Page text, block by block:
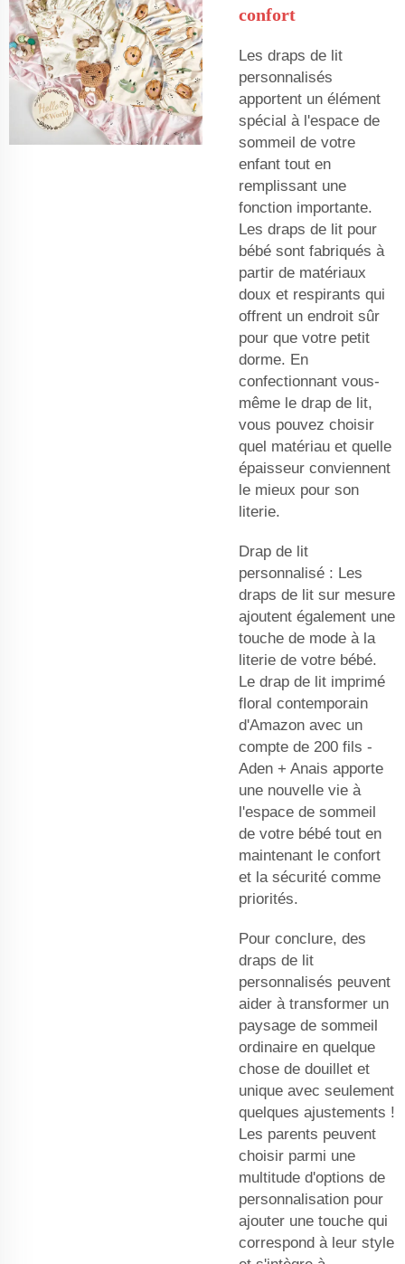
confort
Les draps de lit
personnalisés
apportent un élément
spécial à l'espace de
sommeil de votre
enfant tout en
remplissant une
fonction importante.
Les draps de lit pour
bébé sont fabriqués à
partir de matériaux
doux et respirants qui
offrent un endroit sûr
pour que votre petit
dorme. En
confectionnant vous-
même le drap de lit,
vous pouvez choisir
quel matériau et quelle
épaisseur conviennent
le mieux pour son
literie.
Drap de lit
personnalisé : Les
draps de lit sur mesure
ajoutent également une
touche de mode à la
literie de votre bébé.
Le drap de lit imprimé
floral contemporain
d'Amazon avec un
compte de 200 fils -
Aden + Anais apporte
une nouvelle vie à
l'espace de sommeil
de votre bébé tout en
maintenant le confort
et la sécurité comme
priorités.
Pour conclure, des
draps de lit
personnalisés peuvent
aider à transformer un
paysage de sommeil
ordinaire en quelque
chose de douillet et
unique avec seulement
quelques ajustements !
Les parents peuvent
choisir parmi une
multitude d'options de
personnalisation pour
ajouter une touche qui
correspond à leur style